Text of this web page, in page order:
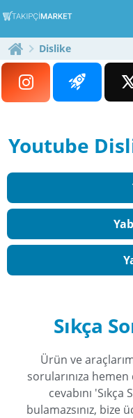
Dislike
Youtube
Sıkça
Ürün ve
sorularınıza
cevabını
bulamazsınız, bize